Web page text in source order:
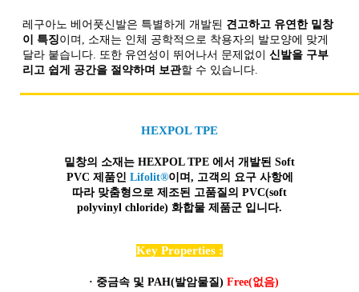
레구아노 베어풋신발은 특별하게 개발된 견고하고 유연한 밑창
이 특징이며, 소재는 인체 공학적으로 착용자의 발모양에 맞게
달라 붙습니다. 또한 유연성이 뛰어나서 문제없이 신발을 구부
리고 쉽게 공간을 절약하며 보관할 수 있습니다.
HEXPOL TPE
밑창의 소재는 HEXPOL TPE 에서 개발된 Soft
PVC 제품인 Lifolit®이며, 고객의 요구 사항에
따라 맞춤형으로 제조된 고품질 의 PVC(soft
polyvinyl chloride) 화합물 제품군 입니다.
Key Properties :
· 중금속 및 PAH(발암물질) Free(없음)